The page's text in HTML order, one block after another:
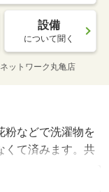
設備
について聞く
ットワーク丸亀店
粉などで洗濯物を
くて済みます。共
、好きなタイミ
ちらの物件は駐